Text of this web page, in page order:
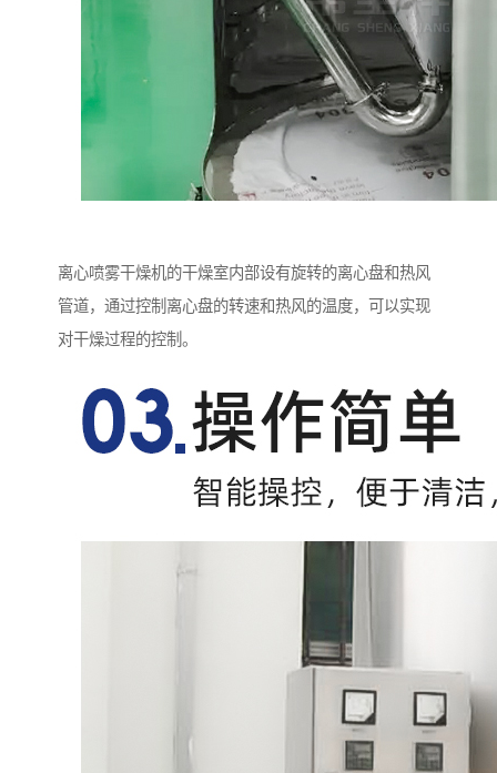
离心喷雾干燥机的干燥室内部设有旋转的离心盘和热风
管道，通过控制离心盘的转速和热风的温度，可以实现
对干燥过程的控制。